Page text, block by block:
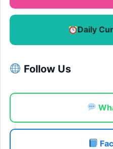
Daily
Follow Us